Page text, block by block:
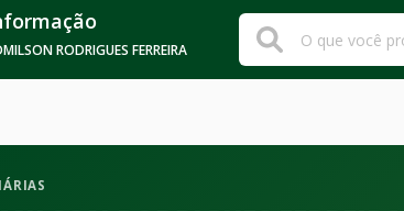
RODRIGUES FERREIRA